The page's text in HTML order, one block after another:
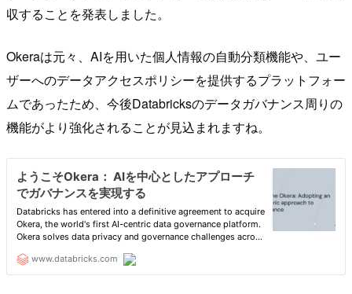
収することを発表しました。
Okeraは元々、AIを用いた個人情報の自動分類機能や、ユー
ザーへのデータアクセスポリシーを提供するプラットフォー
ムであったため、今後Databricksのデータガバナンス周りの
機能がより強化されることが見込まれますね。